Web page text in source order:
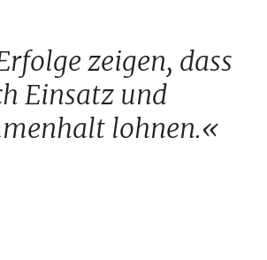
zeigen, dass
Einsatz und
lohnen.«